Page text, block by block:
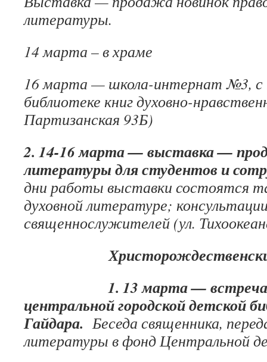
14 марта – в храме
16 марта — школа-интернат №3, с
библиотеке книг духовно-
Партизанская 93Б)
2. 14-16 марта — выставка —
литературы для студентов и
дни работы выставки состоятся
духовной литературе;
священнослужителей (ул.
1. 13 марта — встреча с
центральной городской детской
Гайдара. Беседа священника,
литературы в фонд Центральной